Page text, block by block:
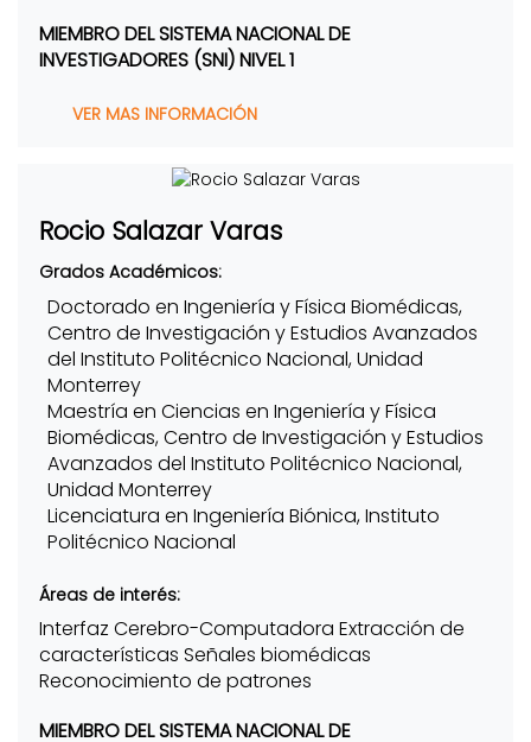
MIEMBRO DEL SISTEMA NACIONAL DE
INVESTIGADORES (SNI) NIVEL 1
VER MAS INFORMACIÓN
Rocio Salazar Varas
Grados Académicos:
Doctorado en Ingeniería y Física Biomédicas,
Centro de Investigación y Estudios Avanzados
del Instituto Politécnico Nacional, Unidad
Monterrey
Maestría en Ciencias en Ingeniería y Física
Biomédicas, Centro de Investigación y Estudios
Avanzados del Instituto Politécnico Nacional,
Unidad Monterrey
Licenciatura en Ingeniería Biónica, Instituto
Politécnico Nacional
Áreas de interés:
Interfaz Cerebro-Computadora Extracción de
características Señales biomédicas
Reconocimiento de patrones
MIEMBRO DEL SISTEMA NACIONAL DE